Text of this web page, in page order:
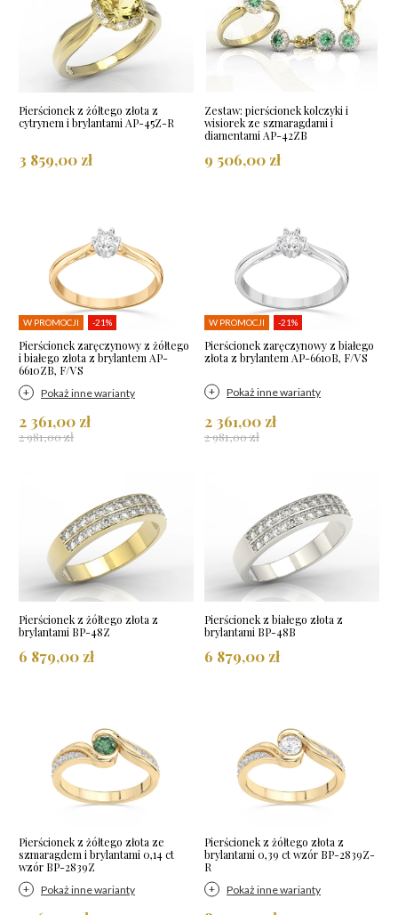
Pierścionek z żółtego złota z
cytrynem i brylantami AP-45Z-R
3 859,00 zł
Zestaw: pierścionek kolczyki i
wisiorek ze szmaragdami i
diamentami AP-42ZB
9 506,00 zł
W PROMOCJI -21%
Pierścionek zaręczynowy z żółtego
i białego złota z brylantem AP-
6610ZB, F/VS
Pokaż inne warianty
2 361,00 zł
2 981,00 zł
W PROMOCJI -21%
Pierścionek zaręczynowy z białego
złota z brylantem AP-6610B, F/VS
Pokaż inne warianty
2 361,00 zł
2 981,00 zł
Pierścionek z żółtego złota z
brylantami BP-48Z
6 879,00 zł
Pierścionek z białego złota z
brylantami BP-48B
6 879,00 zł
Pierścionek z żółtego złota ze
szmaragdem i brylantami 0,14 ct
wzór BP-2839Z
Pokaż inne warianty
Pierścionek z żółtego złota z
brylantami 0,39 ct wzór BP-2839Z-
R
Pokaż inne warianty